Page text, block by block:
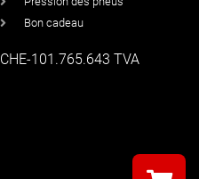
Bon cadeau
CHE-101.765.643 TVA